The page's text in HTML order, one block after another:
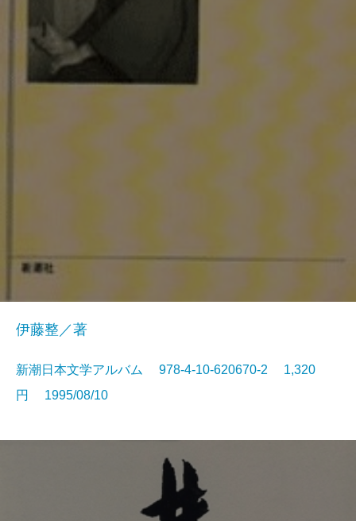
伊藤整／著
新潮日本文学アルバム 978-4-10-620670-2 1,320
円 1995/08/10